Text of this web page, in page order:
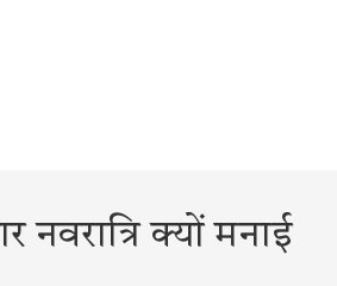
नवरात्रि क्यों मनाई